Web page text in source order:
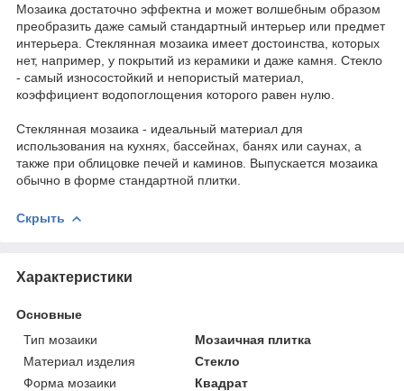
Мозаика достаточно эффектна и может волшебным образом
преобразить даже самый стандартный интерьер или предмет
интерьера. Стеклянная мозаика имеет достоинства, которых
нет, например, у покрытий из керамики и даже камня. Стекло
- самый износостойкий и непористый материал,
коэффициент водопоглощения которого равен нулю.
Стеклянная мозаика - идеальный материал для
использования на кухнях, бассейнах, банях или саунах, а
также при облицовке печей и каминов. Выпускается мозаика
обычно в форме стандартной плитки.
Скрыть
Характеристики
Основные
Тип мозаики
Мозаичная плитка
Материал изделия
Стекло
Форма мозаики
Квадрат